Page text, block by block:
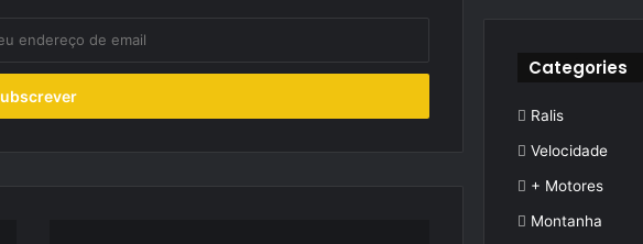
Categories
Ralis
Velocidade
+ Motores
Montanha